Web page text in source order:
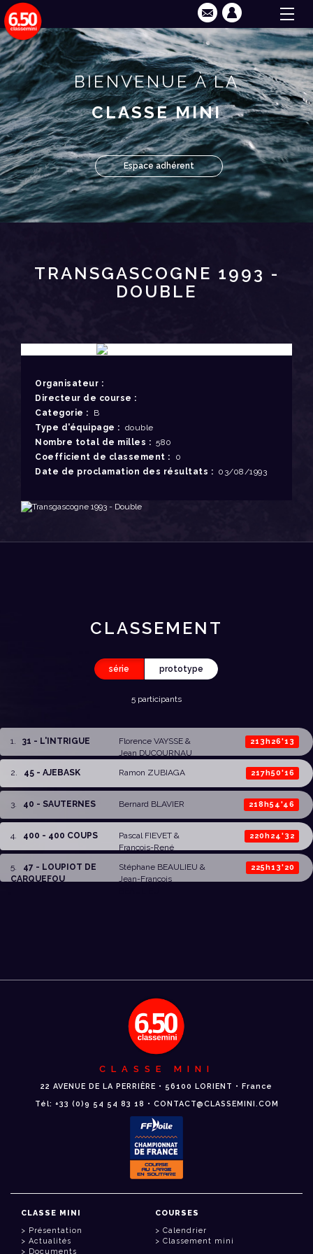
BIENVENUE À LA
CLASSE MINI
Espace adhérent
TRANSGASCOGNE 1993 -
DOUBLE
Organisateur :
Directeur de course :
Categorie : B
Type d'équipage : double
Nombre total de milles : 580
Coefficient de classement : 0
Date de proclamation des résultats : 03/08/1993
CLASSEMENT
série prototype
5 participants
1 31 - L'INTRIGUE Florence VAYSSE&
Jean DUCOURNAU
213h26'13
2 45 - AJEBASK Ramon ZUBIAGA 217h50'16
3 40 - SAUTERNES Bernard BLAVIER 218h54'46
4 400 - 400 COUPS Pascal FIEVET&
François-René
220h24'32
5
47 - LOUPIOT DE
CARQUEFOU
Stéphane BEAULIEU &
Jean-François
225h13'20
CLASSE MINI
22 AVENUE DE LA PERRIÈRE • 56100 LORIENT • France
Tél: +33 (0)9 54 54 83 18 • CONTACT@CLASSEMINI.COM
CLASSE MINI
Présentation
Actualités
Documents
COURSES
Calendrier
Classement mini